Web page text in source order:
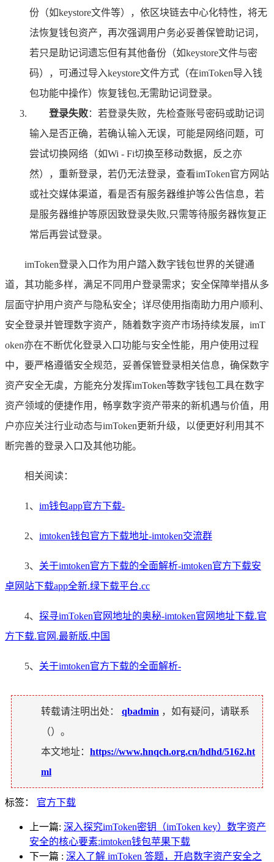
份（如keystore文件等），依区块链去中心化特性，将无
法恢复钱包资产，再次强调用户务必妥善保管助记词，
若只是助记词遗忘但有其他备份（如keystore文件与密
码），可通过导入keystore文件方式（在imToken导入钱
包功能中操作）恢复钱包,无需助记词登录。
登录失败：若登录失败，先检查账号密码或助记词
输入是否正确，若确认输入无误，可能是网络问题，可
尝试切换网络（如Wi - Fi切换至移动数据，反之亦
然），重新登录，若仍无法登录，查看imToken官方网站
或社交媒体渠道，看是否有服务器维护等公告信息，若
是服务器维护等原因致登录失败,只需等待服务器恢复正
常后再尝试登录。
imToken登录入口作为用户踏入数字钱包世界的关键通
道，其功能多样，满足不同用户登录需求；安全保障举措从多
层面守护用户资产与隐私安全；详尽使用指南助力用户顺利、
安全登录并管理数字资产，随着数字资产市场持续发展，imT
oken亦在不断优化登录入口功能与安全性能，用户使用过程
中，要严格遵循安全规范，妥善保管登录相关信息，确保数字
资产安全无虞，方能充分发挥imToken等数字钱包工具在数字
资产领域的便捷作用，畅享数字资产带来的新机遇与价值，用
户亦应关注行业动态与imToken更新升级，以便更好利用其不
断完善的登录入口及其他功能。
相关阅读：
1、 im钱包app官方下载-
2、 imtoken钱包官方下载地址-imtoken交流群
3、 关于imtoken官方下载的全面解析-imtoken官方下载安
卓网站下载app全新.绿下载平台.cc
4、 探寻imToken官网地址的奥秘-imtoken官网地址下载.官
方下载.官网.最新版.中国
5、 关于imtoken官方下载的全面解析-
转载请注明出处： qbadmin ，如有疑问，请联系
（）。
本文地址： https://www.hnqch.org.cn/hdhd/5162.ht
ml
标签： 官方下载
上一篇: 深入探究imToken密钥（imToken key）数字资产
安全的核心要素:imtoken钱包苹果下载
下一篇 : 深入了解 imToken 答题，开启数字资产安全之